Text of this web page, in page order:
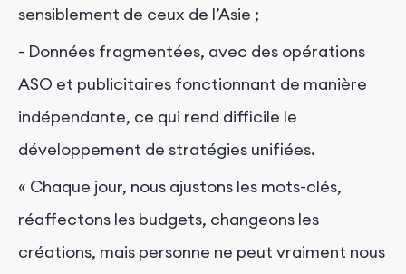
sensiblement de ceux de l’Asie ;
- Données fragmentées, avec des opérations
ASO et publicitaires fonctionnant de manière
indépendante, ce qui rend difficile le
développement de stratégies unifiées.
« Chaque jour, nous ajustons les mots-clés,
réaffectons les budgets, changeons les
créations, mais personne ne peut vraiment nous